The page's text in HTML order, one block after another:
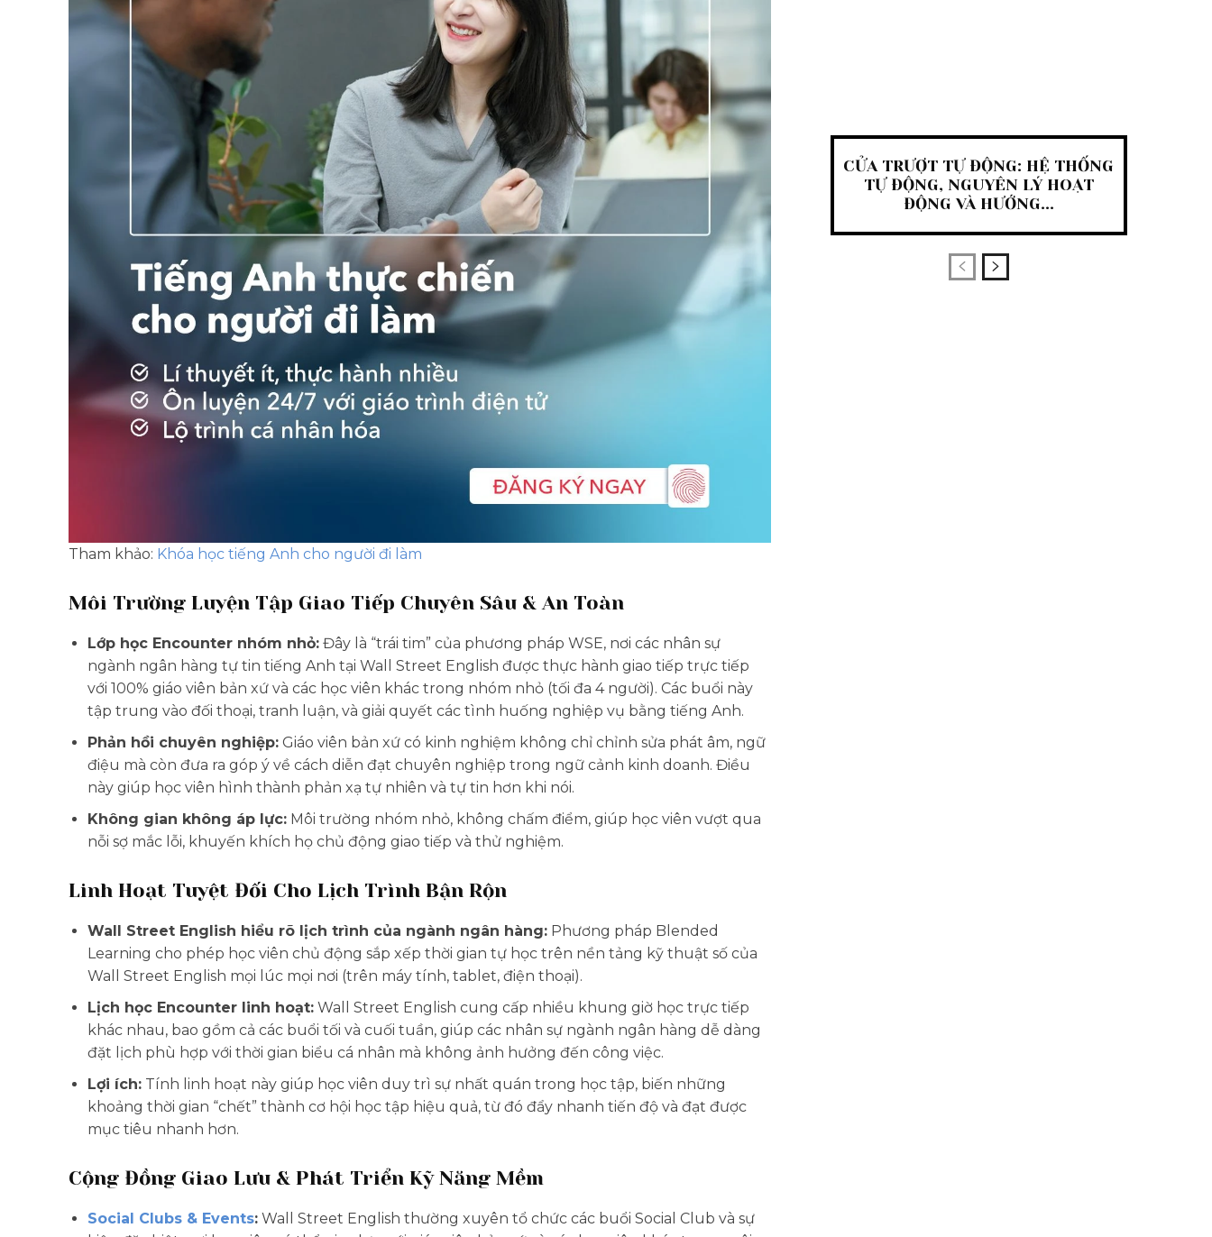
Tham khảo: Khóa học tiếng Anh cho người đi làm
Môi Trường Luyện Tập Giao Tiếp Chuyên Sâu & An Toàn
Lớp học Encounter nhóm nhỏ: Đây là “trái tim” của phương pháp WSE, nơi các nhân sự
ngành ngân hàng tự tin tiếng Anh tại Wall Street English được thực hành giao tiếp trực tiếp
với 100% giáo viên bản xứ và các học viên khác trong nhóm nhỏ (tối đa 4 người). Các buổi này
tập trung vào đối thoại, tranh luận, và giải quyết các tình huống nghiệp vụ bằng tiếng Anh.
Phản hồi chuyên nghiệp: Giáo viên bản xứ có kinh nghiệm không chỉ chỉnh sửa phát âm, ngữ
điệu mà còn đưa ra góp ý về cách diễn đạt chuyên nghiệp trong ngữ cảnh kinh doanh. Điều
này giúp học viên hình thành phản xạ tự nhiên và tự tin hơn khi nói.
Không gian không áp lực: Môi trường nhóm nhỏ, không chấm điểm, giúp học viên vượt qua
nỗi sợ mắc lỗi, khuyến khích họ chủ động giao tiếp và thử nghiệm.
Linh Hoạt Tuyệt Đối Cho Lịch Trình Bận Rộn
Wall Street English hiểu rõ lịch trình của ngành ngân hàng: Phương pháp Blended
Learning cho phép học viên chủ động sắp xếp thời gian tự học trên nền tảng kỹ thuật số của
Wall Street English mọi lúc mọi nơi (trên máy tính, tablet, điện thoại).
Lịch học Encounter linh hoạt: Wall Street English cung cấp nhiều khung giờ học trực tiếp
khác nhau, bao gồm cả các buổi tối và cuối tuần, giúp các nhân sự ngành ngân hàng dễ dàng
đặt lịch phù hợp với thời gian biểu cá nhân mà không ảnh hưởng đến công việc.
Lợi ích: Tính linh hoạt này giúp học viên duy trì sự nhất quán trong học tập, biến những
khoảng thời gian “chết” thành cơ hội học tập hiệu quả, từ đó đẩy nhanh tiến độ và đạt được
mục tiêu nhanh hơn.
Cộng Đồng Giao Lưu & Phát Triển Kỹ Năng Mềm
Social Clubs & Events: Wall Street English thường xuyên tổ chức các buổi Social Club và sự
CỬA TRƯỢT TỰ ĐỘNG: HỆ THỐNG
TỰ ĐỘNG, NGUYÊN LÝ HOẠT
ĐỘNG VÀ HƯỚNG...